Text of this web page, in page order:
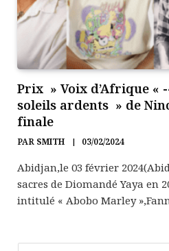
Prix » Voix d’Afrique «
soleils ardents » de
finale
PAR SMITH 03/02/2024
Abidjan,le 03 février
sacres de Diomandé Yaya en
intitulé « Abobo Marley